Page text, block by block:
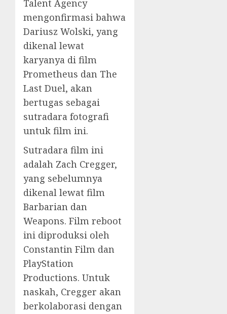
Talent Agency
mengonfirmasi bahwa
Dariusz Wolski, yang
dikenal lewat
karyanya di film
Prometheus dan The
Last Duel, akan
bertugas sebagai
sutradara fotografi
untuk film ini.
Sutradara film ini
adalah Zach Cregger,
yang sebelumnya
dikenal lewat film
Barbarian dan
Weapons. Film reboot
ini diproduksi oleh
Constantin Film dan
PlayStation
Productions. Untuk
naskah, Cregger akan
berkolaborasi dengan